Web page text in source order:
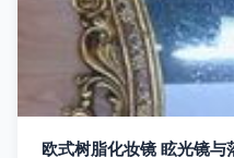
欧式树脂化妆镜 眩光镜